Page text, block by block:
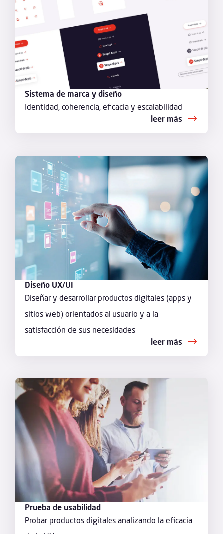
Sistema de marca y diseño
Identidad, coherencia, eficacia y escalabilidad
leer más
Diseño UX/UI
Diseñar y desarrollar productos digitales (apps y
sitios web) orientados al usuario y a la
satisfacción de sus necesidades
leer más
Prueba de usabilidad
Probar productos digitales analizando la eficacia